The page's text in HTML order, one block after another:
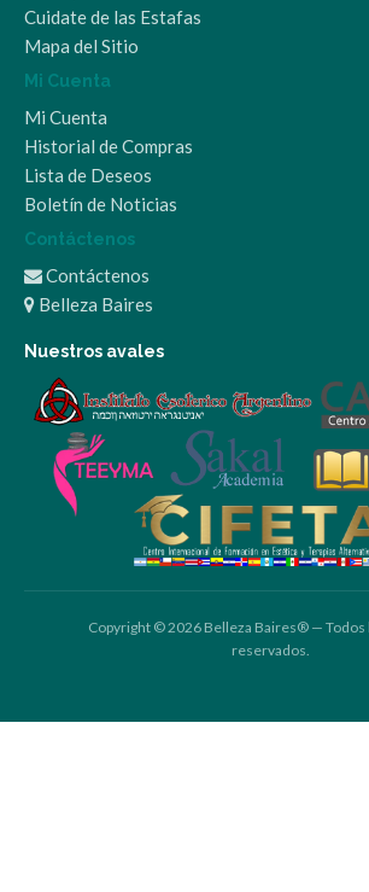
Cuidate de las Estafas
Mapa del Sitio
Mi Cuenta
Mi Cuenta
Historial de Compras
Lista de Deseos
Boletín de Noticias
Contáctenos
Contáctenos
Belleza Baires
Nuestros avales
Copyright © 2026 Belleza Baires® — Todos
reservados.